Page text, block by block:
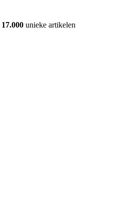
17.000 unieke artikelen